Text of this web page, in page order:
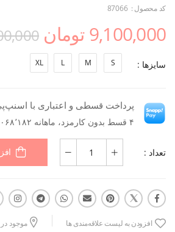
کد محصول : 87066
9,100,000 تومان
سایزها : S
M
L
XL
پرداخت قسطی و اعتباری با
۴ قسط بدون کارمزد، ماهانه ۲٬۰۶۸٬۱۸۲ تومان
تعداد :
افزودن به لیست علاقه‌مندی ها موجود